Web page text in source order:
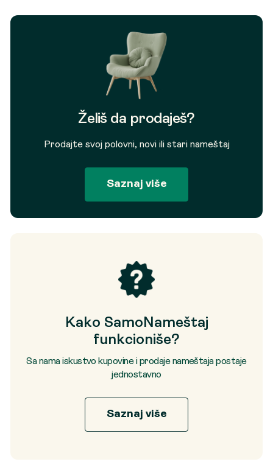
Želiš da prodaješ?
Prodajte svoj polovni, novi ili stari nameštaj
Saznaj više
Kako SamoNameštaj
funkcioniše?
Sa nama iskustvo kupovine i prodaje nameštaja postaje
jednostavno
Saznaj više